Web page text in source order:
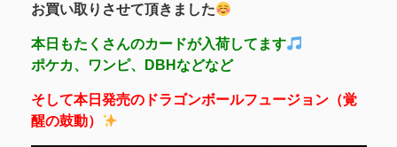
お買い取りさせて頂きました
本日もたくさんのカードが入荷してます
ポケカ、ワンピ、DBHなどなど
そして本日発売のドラゴンボールフュージョン（覚
醒の鼓動）